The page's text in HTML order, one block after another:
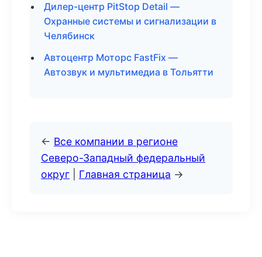
Дилер-центр PitStop Detail —
Охранные системы и сигнализации в
Челябинск
Автоцентр Моторс FastFix —
Автозвук и мультимедиа в Тольятти
← Все компании в регионе
Северо-Западный федеральный
округ
Главная страница →